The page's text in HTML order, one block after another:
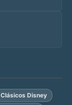
Clásicos Disney